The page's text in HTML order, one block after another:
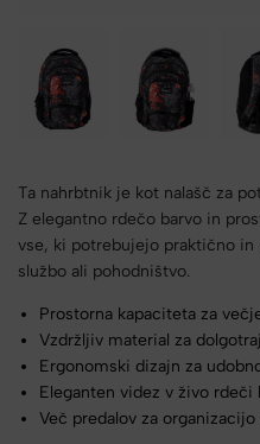
Ta nahrbtnik je kot nalašč za
Z elegantno rdečo barvo in
vse, ki potrebujejo praktično in
službo ali pohodništvo.
Prostorna kapaciteta za
Vzdržljiv material za
Ergonomski dizajn za
Eleganten videz v živo rdeči
Več predalov za organizacijo